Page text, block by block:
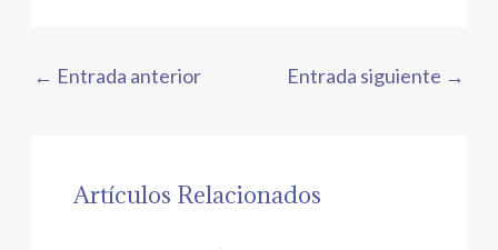
← Entrada anterior Entrada siguiente →
Artículos Relacionados